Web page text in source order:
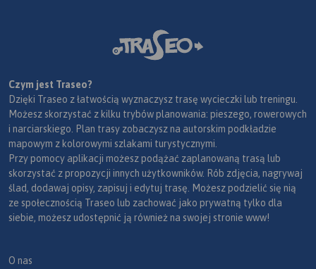
Czym jest Traseo?
Dzięki Traseo z łatwością wyznaczysz trasę wycieczki lub treningu.
Możesz skorzystać z kilku trybów planowania: pieszego, rowerowych
i narciarskiego. Plan trasy zobaczysz na autorskim podkładzie
mapowym z kolorowymi szlakami turystycznymi.
Przy pomocy aplikacji możesz podążać zaplanowaną trasą lub
skorzystać z propozycji innych użytkowników. Rób zdjęcia, nagrywaj
ślad, dodawaj opisy, zapisuj i edytuj trasę. Możesz podzielić się nią
ze społecznością Traseo lub zachować jako prywatną tylko dla
siebie, możesz udostępnić ją również na swojej stronie www!
O nas